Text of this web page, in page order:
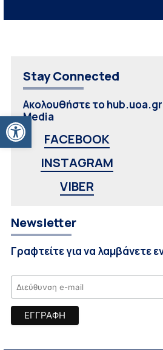
Ανοίξτε τη γραμμή εργαλείων
Stay Connected
Ακολουθήστε το
Media
FACEBOOK
INSTAGRAM
VIBER
Newsletter
Γραφτείτε για να λαμβάνετε